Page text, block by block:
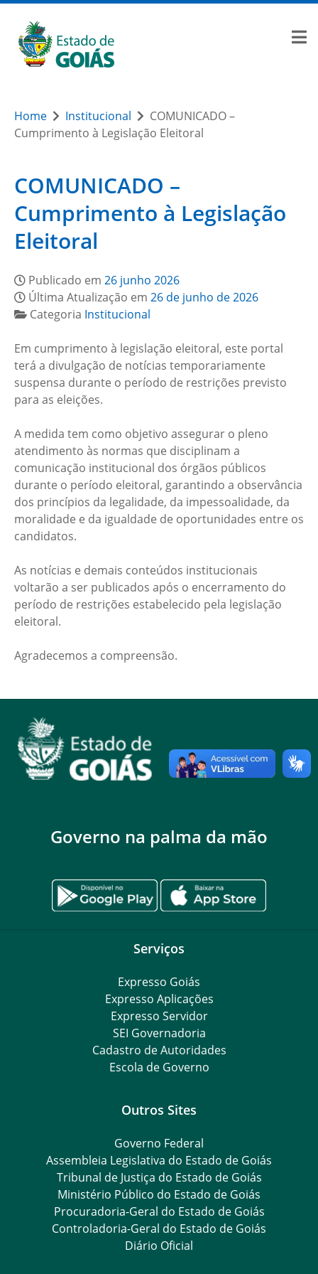
Home Institucional
COMUNICADO –
Cumprimento à Legislação Eleitoral
COMUNICADO –
Cumprimento à Legislação
Eleitoral
Publicado em 26 junho 2026
Última Atualização em 26 de junho de 2026
Categoria Institucional
Em cumprimento à legislação eleitoral, este portal
terá a divulgação de notícias temporariamente
suspensa durante o período de restrições previsto
para as eleições.
A medida tem como objetivo assegurar o pleno
atendimento às normas que disciplinam a
comunicação institucional dos órgãos públicos
durante o período eleitoral, garantindo a observância
dos princípios da legalidade, da impessoalidade, da
moralidade e da igualdade de oportunidades entre os
candidatos.
As notícias e demais conteúdos institucionais
voltarão a ser publicados após o encerramento do
período de restrições estabelecido pela legislação
eleitoral.
Agradecemos a compreensão.
Governo na palma da mão
Serviços
Expresso Goiás
Expresso Aplicações
Expresso Servidor
SEI Governadoria
Cadastro de Autoridades
Escola de Governo
Outros Sites
Governo Federal
Assembleia Legislativa do Estado de Goiás
Tribunal de Justiça do Estado de Goiás
Ministério Público do Estado de Goiás
Procuradoria-Geral do Estado de Goiás
Controladoria-Geral do Estado de Goiás
Diário Oficial